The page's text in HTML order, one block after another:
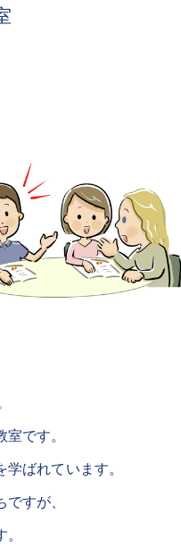
です。
ばれています。
すが、